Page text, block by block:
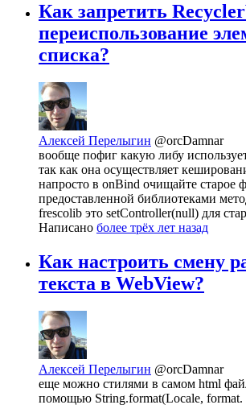
Как запретить
переиспользование
списка?
Алексей Перелыгин @orcDamnar
вообще пофиг какую либу
так как она осуществляет
напросто в onBind очищайте старое
предоставленной библиотеками
frescolib это setController(null) для
Написано более трёх лет назад
Как настроить смену
текста в WebView?
Алексей Перелыгин @orcDamnar
еще можно стилями в самом html
помощью String.format(Locale, format.